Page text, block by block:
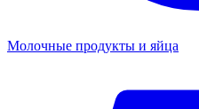
Молочные продукты и яйца